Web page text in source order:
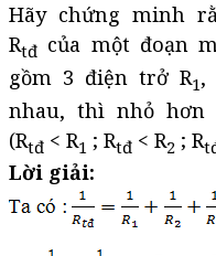
Hãy chứng minh
Rtđ của một đoạn
gồm 3 điện trở R1,
nhau, thì nhỏ hơn
(Rtđ < R1 ; Rtđ < R2 ; R
Lời giải: